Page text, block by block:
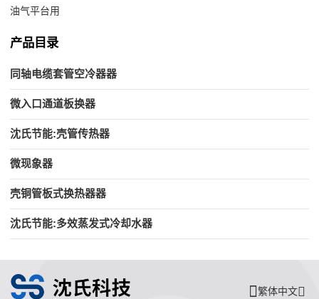
油气平台用
产品目录
同轴电缆套管空冷器器
微入口通道板换器
沈氏节能:壳管传热器
微现象器
壳铜管板式换热器器
沈氏节能:多效蒸发式冷却水器
繁体中文